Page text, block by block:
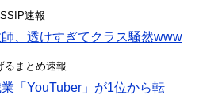
速報
師、透けすぎてクラス騒然www
るまとめ速報
「YouTuber」が1位から転